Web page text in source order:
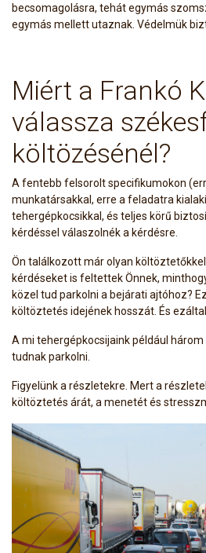
becsomagolásra, tehát egymás
egymás mellett utaznak. Védelmük
Miért a Frankó
válassza
költözésénél?
A fentebb felsorolt specifikumokon
munkatársakkal, erre a feladatra
tehergépkocsikkal, és teljes körű
kérdéssel válaszolnék a kérdésre.
Ön találkozott már olyan
kérdéseket is feltettek Önnek,
közel tud parkolni a bejárati ajtóhoz?
költöztetés idejének hosszát. És
A mi tehergépkocsijaink például
tudnak parkolni.
Figyelünk a részletekre. Mert a
költöztetés árát, a menetét és